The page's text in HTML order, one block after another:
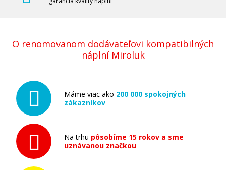
O renomovanom dodávateľovi kompatibilných
náplní Miroluk
Máme viac ako 200 000 spokojných
zákazníkov
Na trhu pôsobíme 15 rokov a sme
uznávanou značkou